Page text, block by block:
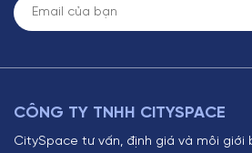
CÔNG TY TNHH CITYSPACE
CitySpace tư vấn, định giá và môi